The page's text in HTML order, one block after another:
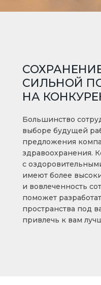
СИЛЬНОЙ
НА
Большинство
выборе будущей
предложения
здравоохранения.
с
имеют более
и вовлеченность
поможет
пространства под
привлечь к вам